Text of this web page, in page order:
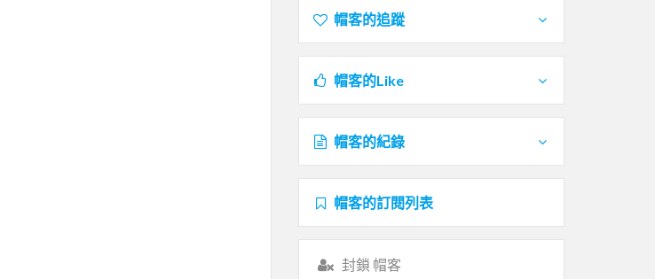
帽客的追蹤
帽客的Like
帽客的紀錄
帽客的訂閱列表
封鎖 帽客